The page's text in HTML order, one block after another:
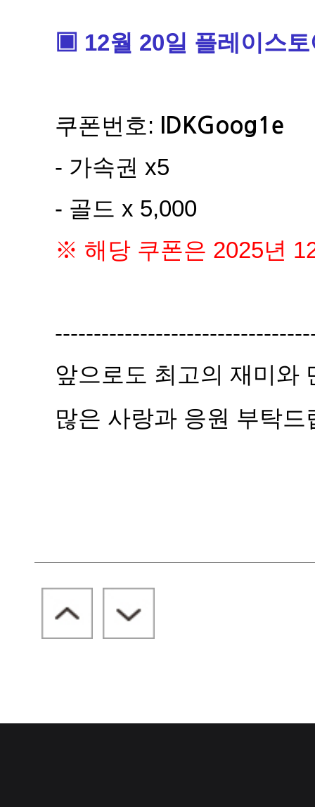
▣ 12월 20일 플레이스
쿠폰번호: IDKGoog1e​
- 가속권 x5
- 골드 x 5,000
※ 해당 쿠폰은 2025년
앞으로도 최고의 재미와
많은 사랑과 응원 부탁드